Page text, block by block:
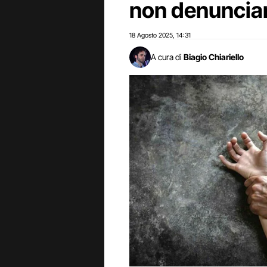
non
18 Agosto 2025 14:31
A cura di Biagio Chiariello